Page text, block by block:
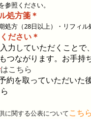
参照ください。
処方箋＊
処方（28日以上）・リフィル
ださい＊
力していただくこと
つながります。お手
はこちら
約を取っていただいた
に関する公表についてこちら